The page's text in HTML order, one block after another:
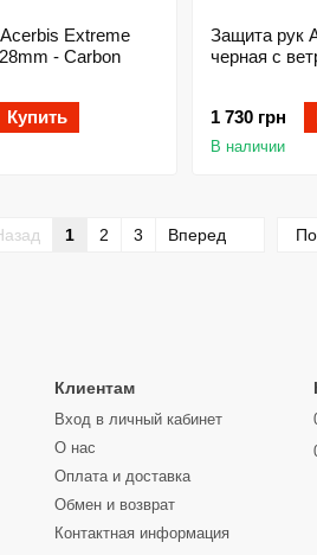
Extreme
- Carbon
Купить
Защита рук
черная с
1 730 грн
В наличии
1 2 3 Вперед
Клиентам
Вход в личный кабинет
О нас
Оплата и доставка
Обмен и возврат
Контактная информация